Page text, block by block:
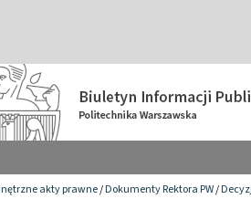
akty prawne/Dokumenty Rektora PW/